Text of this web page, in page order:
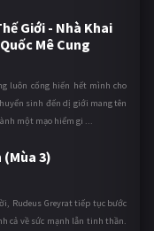
Giới - Nhà Khai
Mê Cung
luôn cống hiến hết mình cho
sinh đến dị giới mang tên
một mạo hiểm gi ...
(Mùa 3)
Rudeus Greyrat tiếp tục bước
cả về sức mạnh lẫn tinh thần.